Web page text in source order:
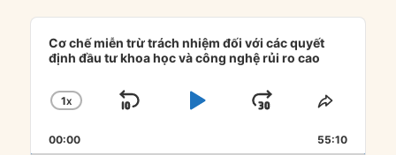
Audio
Player
Cơ chế miễn trừ trách nhiệm đối với các quyết
định đầu tư khoa học và công nghệ rủi ro cao
CHANGE
RATE
1X
SKIP
PLAYJUMP
FORWARD
SHARE
00:00 55:10